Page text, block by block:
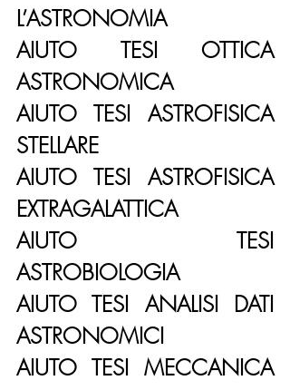
L’ASTRONOMIA
AIUTO TESI OTTICA
ASTRONOMICA
AIUTO TESI ASTROFISICA
STELLARE
AIUTO TESI ASTROFISICA
EXTRAGALATTICA
AIUTO TESI
ASTROBIOLOGIA
AIUTO TESI ANALISI DATI
ASTRONOMICI
AIUTO TESI MECCANICA